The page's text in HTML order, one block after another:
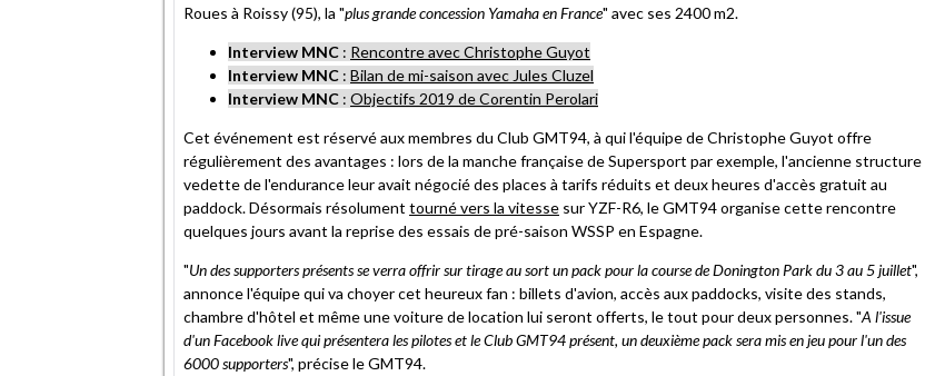
Roues à Roissy (95), la "plus grande concession Yamaha en France" avec ses 2400 m2.
Interview MNC : Rencontre avec Christophe Guyot
Interview MNC : Bilan de mi-saison avec Jules Cluzel
Interview MNC : Objectifs 2019 de Corentin Perolari
Cet événement est réservé aux membres du Club GMT94, à qui l'équipe de Christophe Guyot offre
régulièrement des avantages : lors de la manche française de Supersport par exemple, l'ancienne structure
vedette de l'endurance leur avait négocié des places à tarifs réduits et deux heures d'accès gratuit au
paddock. Désormais résolument tourné vers la vitesse sur YZF-R6, le GMT94 organise cette rencontre
quelques jours avant la reprise des essais de pré-saison WSSP en Espagne.
"Un des supporters présents se verra offrir sur tirage au sort un pack pour la course de Donington Park du 3 au 5 juillet",
annonce l'équipe qui va choyer cet heureux fan : billets d'avion, accès aux paddocks, visite des stands,
chambre d'hôtel et même une voiture de location lui seront offerts, le tout pour deux personnes. "A l'issue
d'un Facebook live qui présentera les pilotes et le Club GMT94 présent, un deuxième pack sera mis en jeu pour l'un des
6000 supporters", précise le GMT94.